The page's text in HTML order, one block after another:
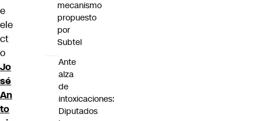
e
ele
ct
o
Jo
sé
An
to
mecanismo
propuesto
por
Subtel
Ante
alza
de
intoxicaciones:
Diputados